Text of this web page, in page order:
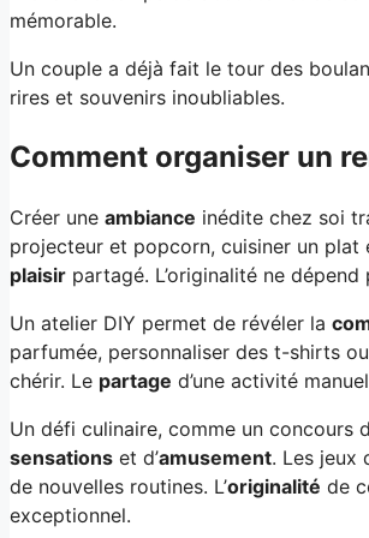
mémorable.
Un couple a déjà fait le tour des
rires et souvenirs inoubliables.
Comment organiser un
Créer une ambiance inédite chez soi
projecteur et popcorn, cuisiner un
plaisir partagé. L’originalité ne dépend
Un atelier DIY permet de révéler la
parfumée, personnaliser des t-shirts
chérir. Le partage d’une activité
Un défi culinaire, comme un concours
sensations et d’amusement. Les jeux
de nouvelles routines. L’originalité de
exceptionnel.